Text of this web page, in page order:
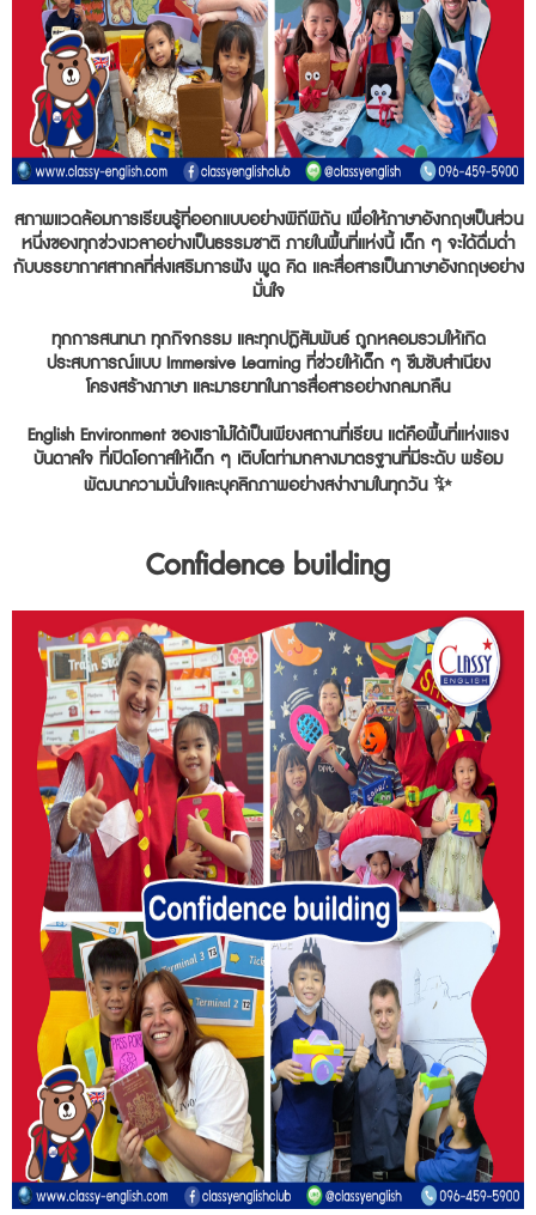
สภาพแวดล้อมการเรียนรู้ที่ออกแบบอย่างพิถีพิถัน เพื่อให้ภาษาอังกฤษเป็นส่วน
หนึ่งของทุกช่วงเวลาอย่างเป็นธรรมชาติ ภายในพื้นที่แห่งนี้ เด็ก ๆ จะได้ดื่มด่ำ
กับบรรยากาศสากลที่ส่งเสริมการฟัง พูด คิด และสื่อสารเป็นภาษาอังกฤษอย่าง
มั่นใจ
ทุกการสนทนา ทุกกิจกรรม และทุกปฏิสัมพันธ์ ถูกหลอมรวมให้เกิด
ประสบการณ์แบบ Immersive Learning ที่ช่วยให้เด็ก ๆ ซึมซับสำเนียง
โครงสร้างภาษา และมารยาทในการสื่อสารอย่างกลมกลืน
English Environment ของเราไม่ได้เป็นเพียงสถานที่เรียน แต่คือพื้นที่แห่งแรง
บันดาลใจ ที่เปิดโอกาสให้เด็ก ๆ เติบโตท่ามกลางมาตรฐานที่มีระดับ พร้อม
พัฒนาความมั่นใจและบุคลิกภาพอย่างสง่างามในทุกวัน ✨
Confidence building